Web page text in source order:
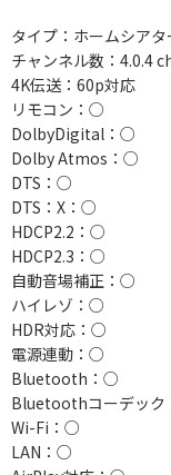
タイプ：ホームシア
チャンネル数：4.0.4
4K伝送：60p対応
リモコン：○
DolbyDigital：○
Dolby Atmos：○
DTS：○
DTS：X：○
HDCP2.2：○
HDCP2.3：○
自動音場補正：○
ハイレゾ：○
HDR対応：○
電源連動：○
Bluetooth：○
Bluetoothコーデック
Wi-Fi：○
LAN：○